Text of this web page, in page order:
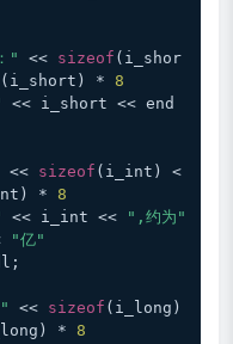
" << sizeof (i_shor
(i_short) * 8
<< i_short << end
<< sizeof (i_int) <
* 8
<< i_int <<
",约为"
"亿"
<< sizeof (i_long)
* 8